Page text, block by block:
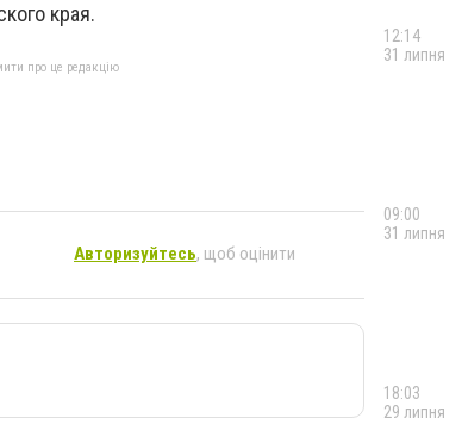
края.
про це редакцію
Авторизуйтесь, щоб оцінити
12:14
31 липня
09:00
31 липня
18:03
29 липня